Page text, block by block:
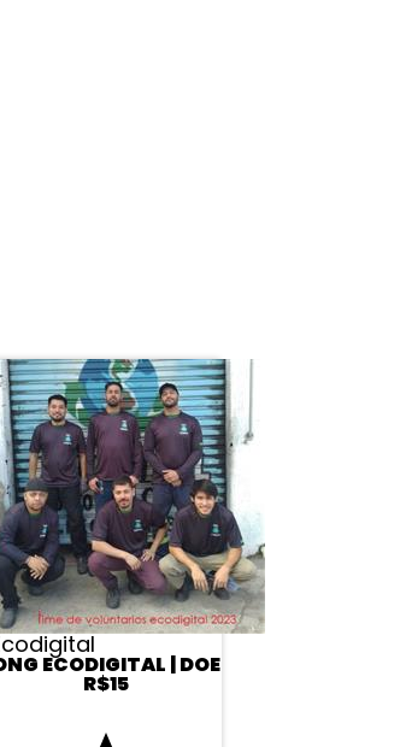
físicas.
ECODIGITAL | DOE
R$15